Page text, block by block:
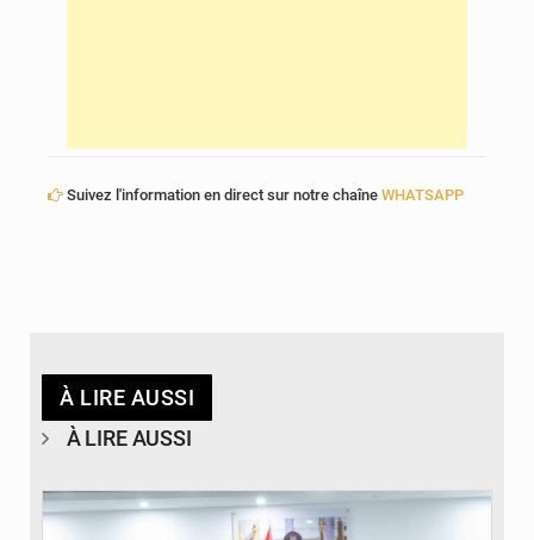
Suivez l'information en direct sur notre chaîne WHATSAPP
À LIRE AUSSI
À LIRE AUSSI